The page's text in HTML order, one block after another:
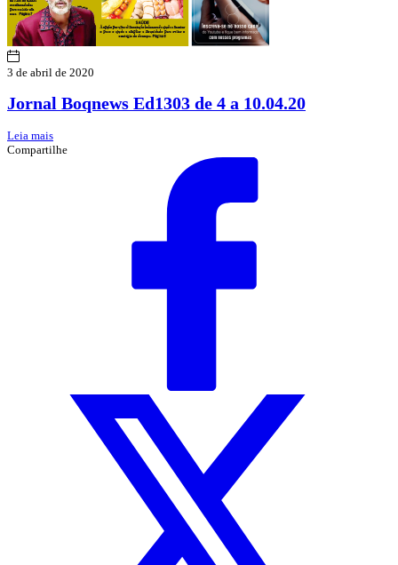
3 de abril de 2020
Jornal Boqnews Ed1303 de 4 a 10.04.20
Leia mais
Compartilhe